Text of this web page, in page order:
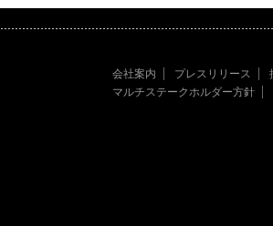
会社案内 プレスリリース
マルチステークホルダー方針